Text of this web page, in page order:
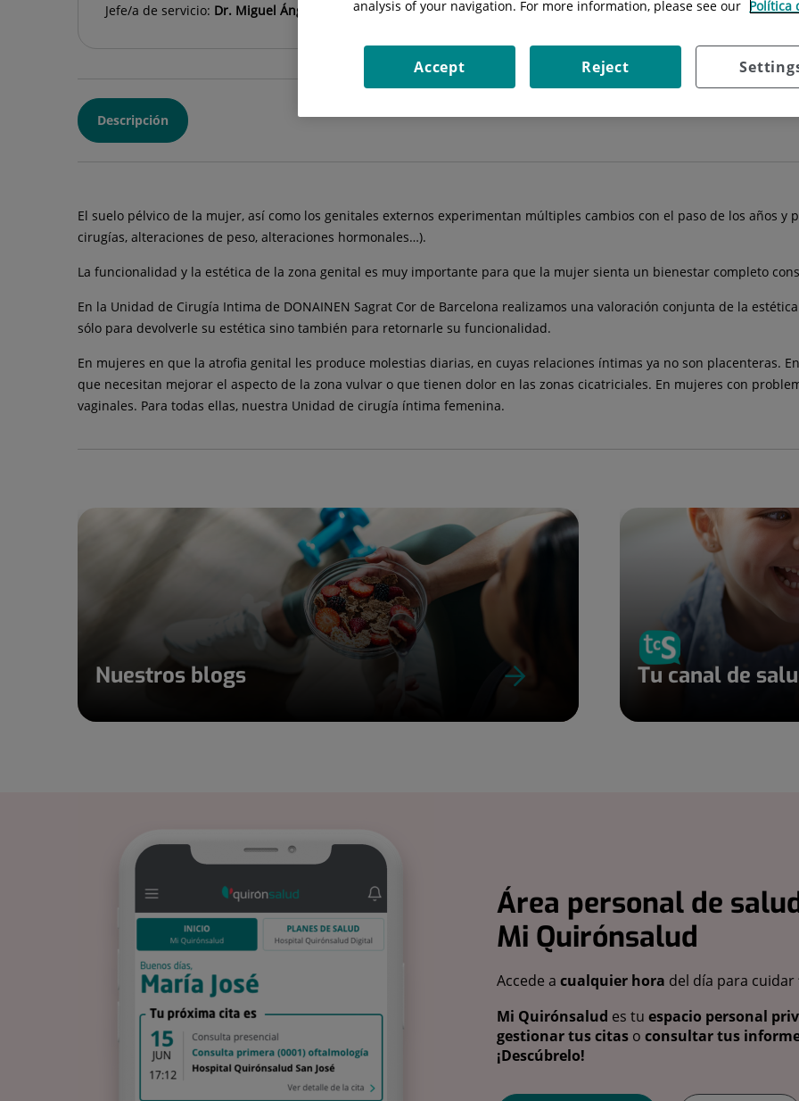
Jefe/a de servicio: Dr. Miguel Ángel Jiménez Ortuño
Descripción
El suelo pélvico de la mujer, así como los genitales externos experimentan múltiples cambios con el paso de los años y
cirugías, alteraciones de peso, alteraciones hormonales…).
La funcionalidad y la estética de la zona genital es muy importante para que la mujer sienta un bienestar completo
En la Unidad de Cirugía Intima de DONAINEN Sagrat Cor de Barcelona realizamos una valoración conjunta de la
sólo para devolverle su estética sino también para retornarle su funcionalidad.
En mujeres en que la atrofia genital les produce molestias diarias, en cuyas relaciones íntimas ya no son placenteras.
que necesitan mejorar el aspecto de la zona vulvar o que tienen dolor en las zonas cicatriciales. En mujeres con
vaginales. Para todas ellas, nuestra Unidad de cirugía íntima femenina.
Nuestros blogs Tu canal de
Área personal de
Mi Quirónsalud
Accede a cualquier hora del día para cuidar
Mi Quirónsalud es tu espacio personal
gestionar tus citas o consultar tus
¡Descúbrelo!
analysis of your navigation. For more information, please see our Política
Reject
Accept